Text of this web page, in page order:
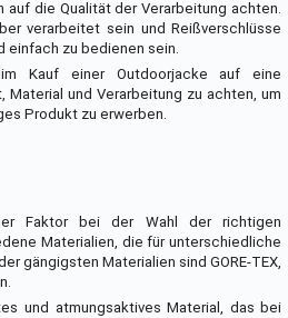
die Qualität der Verarbeitung achten.
verarbeitet sein und Reißverschlüsse
einfach zu bedienen sein.
Kauf einer Outdoorjacke auf eine
Material und Verarbeitung zu achten, um
Produkt zu erwerben.
Faktor bei der Wahl der richtigen
Materialien, die für unterschiedliche
gängigsten Materialien sind GORE-TEX,
und atmungsaktives Material, das bei